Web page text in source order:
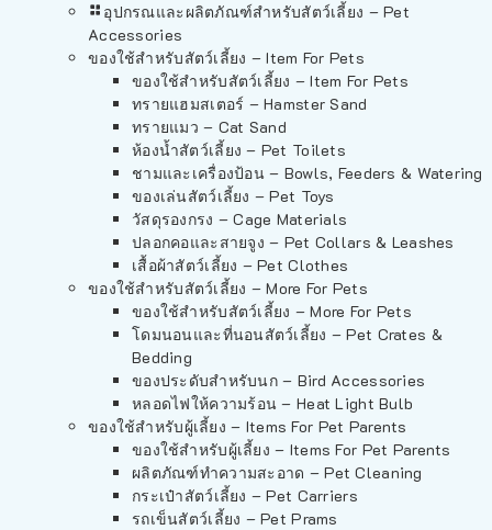
อุปกรณและผลิตภัณฑ์สำหรับสัตว์เลี้ยง – Pet
Accessories
ของใช้สำหรับสัตว์เลี้ยง – Item For Pets
ของใช้สำหรับสัตว์เลี้ยง – Item For Pets
ทรายแฮมสเตอร์ – Hamster Sand
ทรายแมว – Cat Sand
ห้องน้ำสัตว์เลี้ยง – Pet Toilets
ชามและเครื่องป้อน – Bowls, Feeders & Watering
ของเล่นสัตว์เลี้ยง – Pet Toys
วัสดุรองกรง – Cage Materials
ปลอกคอและสายจูง – Pet Collars & Leashes
เสื้อผ้าสัตว์เลี้ยง – Pet Clothes
ของใช้สำหรับสัตว์เลี้ยง – More For Pets
ของใช้สำหรับสัตว์เลี้ยง – More For Pets
โดมนอนและที่นอนสัตว์เลี้ยง – Pet Crates &
Bedding
ของประดับสำหรับนก – Bird Accessories
หลอดไฟให้ความร้อน – Heat Light Bulb
ของใช้สำหรับผู้เลี้ยง – Items For Pet Parents
ของใช้สำหรับผู้เลี้ยง – Items For Pet Parents
ผลิตภัณฑ์ทำความสะอาด – Pet Cleaning
กระเป๋าสัตว์เลี้ยง – Pet Carriers
รถเข็นสัตว์เลี้ยง – Pet Prams